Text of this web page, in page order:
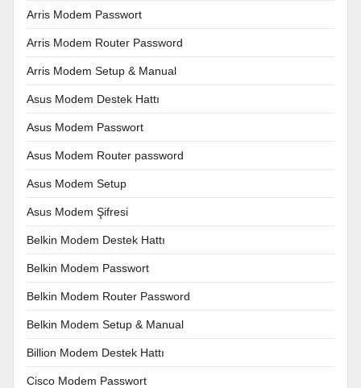
Arris Modem Passwort
Arris Modem Router Password
Arris Modem Setup & Manual
Asus Modem Destek Hattı
Asus Modem Passwort
Asus Modem Router password
Asus Modem Setup
Asus Modem Şifresi
Belkin Modem Destek Hattı
Belkin Modem Passwort
Belkin Modem Router Password
Belkin Modem Setup & Manual
Billion Modem Destek Hattı
Cisco Modem Passwort